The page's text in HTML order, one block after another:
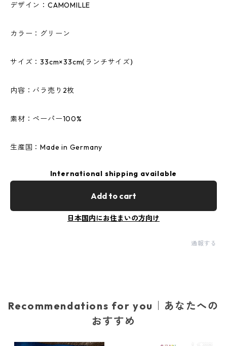
デザイン：CAMOMILLE
カラー：グリーン
サイズ：33cm×33cm(ランチサイズ)
内容：バラ売り2枚
素材：ペーパー100%
生産国：Made in Germany
International shipping available
Add to cart
日本国内にお住まいの方向け
通報する
Recommendations for you｜あなたへの
おすすめ